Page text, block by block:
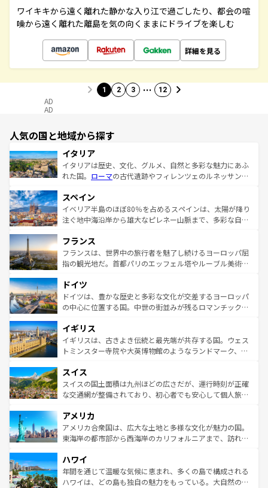
ワイキキから遠く離れた静かな入り江で過ごしたり、都会の喧
噪から遠く離れた離島を気の向くままにドライブを楽しむ
詳細を見る
1 2 3 … 12
AD
AD
人気の国と地域から探す
イタリア
イタリアは歴史、文化、グルメ、自然と多彩な魅力にあふ
れた国。 ローマの古代遺跡やフィレンツェのルネッサンス
ろん、トスカーナの美しい田園風景やアマルフィ海岸の絶
景など、自然景観も見逃せない。観光の合間には、本場の
ピザやパスタなど、絶品のイタリア料理を堪能することも
ませてくれるイタリアで、忘れられない旅をしてみよう！
なお、新着のイタリア情報はコンテンツ一覧 を参照してほ
しい。
スペイン
イベリア半島のほぼ80％を占めるスペインは、太陽が降り
注ぐ地中海沿岸から雄大なピレネー山脈まで、多彩な自然
文化が根付くこの国では、情熱的なフラメンコ、熱気あふ
れる闘牛、そして美味しいタパスが生活の一部となってい
る。首都マドリードの洗練された雰囲気や、バルセロナの
の城塞都市、穏やかなビーチリゾートまで多彩な表情を見
せる。地方によって風土や気候が異なるスペインはその個
性で訪れる人を魅了する。 なお、新着のスペイン情報はコ
フランス
フランスは、世界中の旅行者を魅了し続けるヨーロッパ屈
指の観光地だ。首都パリのエッフェル塔やルーブル美術館
で、幅広い魅力が詰まっている。華麗な宮殿、歴史的な大
聖堂、美しいビーチ、そして豊かな自然が、訪れる者を心
から魅了する。また、フランスは美食の国としても知ら
いる。シャンパンの発祥地であるランス、プロヴァンスの
香り高いラベンダー畑など、多彩な楽しみ方が可能だ。さ
らに、パリ以外の地域にも魅力が溢れており、どの街角に
れる地方に足を運ぶとそれぞれで全く異なる文化を体験で
きるだろう。 なお、新着のフランス情報はコンテンツ一覧
を参照してほしい。
ドイツ
ドイツは、豊かな歴史と多彩な文化が交差するヨーロッパ
の中心に位置する国。中世の街並みが残るロマンチック街
顔を持つこの国は、どこを歩いても飽きることがない。ベ
ルリンの文化的活気、バイエルン州のアルプスの絶景、そ
してライン川沿いのワイン畑といった風景は必見。ビール
は、お酒好きな人にはぜひ体験してほしい。 なお、新着の
ドイツ情報はコンテンツ一覧を参照してほしい。
イギリス
イギリスは、古きよき伝統と最先端が共存する国。ウェス
トミンスター寺院や大英博物館のようなランドマーク、歴
リアごとに異なる魅力がある。また、優雅なアフタヌーン
ティー、ビール好きにはたまらない英国パブ、サッカー観
戦など、本場だからこそできる体験も豊富。イギリスを旅
ンツ一覧を参照してほしい。
スイス
スイスの国土面積は九州ほどの広さだが、運行時刻が正確
な交通網が整備されており、初心者でも安心して個人旅行
の建物がそのまま残る町や、スイスならではのユニークな
博物館もあり、アルプス観光だけでなく町歩きも満喫する
ことができる。国民の所得が高いため物価も高いが、旅行
ば市内交通費無料で観光を楽しむこともできる。 なお、新
着のスイス情報はコンテンツ一覧 を参照してほしい。
アメリカ
アメリカ合衆国は、広大な土地と多様な文化が魅力の国。
東海岸の都市部から西海岸のカリフォルニアまで、訪れる
のような巨大都市は、観光、ショッピング、エンターテイ
ンメントが詰まった刺激的なスポットだ。一方、アメリカ
西部には大自然が広がり、グランドキャニオンやイエロー
ハワイ
年間を通じて温暖な気候に恵まれ、多くの島で構成される
ハワイは、どの島も独自の魅力をもっている。大自然の神